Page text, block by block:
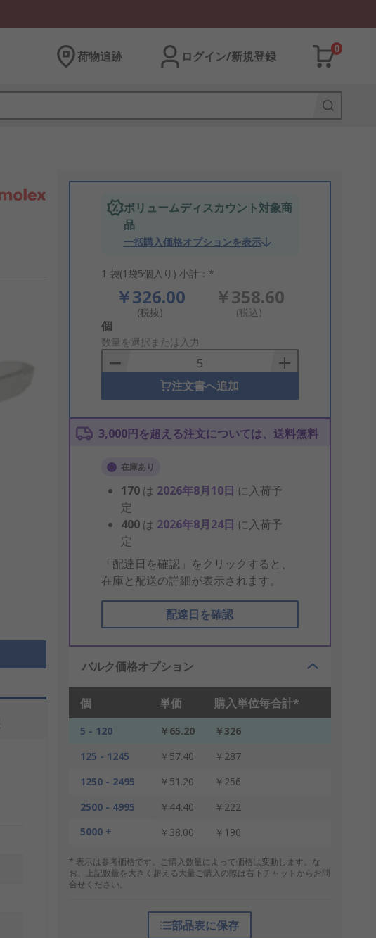
荷物追跡 ログイン/新規登録
0
ボリュームディスカウント対象商
品
一括購入価格オプションを表示
1 袋(1袋5個入り) 小計：*
￥326.00
(税抜)
￥358.60
(税込)
Add
to
Basket
個
数量を選択または入力
注文書へ追加
3,000円を超える注文については、送料無料
在庫あり
170 は 2026年8月10日 に入荷予
定
400 は 2026年8月24日 に入荷予
定
「配達日を確認」をクリックすると、
在庫と配送の詳細が表示されます。
配達日を確認
バルク価格オプション
個 単価 購入単位毎合計*
5 - 120 ￥65.20
￥326
125 - 1245
￥57.40
￥287
1250 - 2495
￥51.20
￥256
2500 - 4995
￥44.40
￥222
5000 +
￥38.00 ￥190
* 表示は参考価格です。ご購入数量によって価格は変動します。な
お、上記数量を大きく超える大量ご購入の際は右下チャットからお問
合せください。
部品表に保存